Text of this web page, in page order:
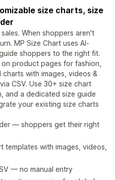
size charts, size
When shoppers aren't
MP Size Chart uses AI-
shoppers to the right fit.
product pages for fashion,
with images, videos &
CSV. Use 30+ size chart
and a dedicated size guide
your existing size charts
— shoppers get their right
with images, videos,
— no manual entry